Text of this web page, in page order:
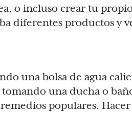
o incluso crear tu
diferentes productos y
una bolsa de agua
una ducha o
populares.